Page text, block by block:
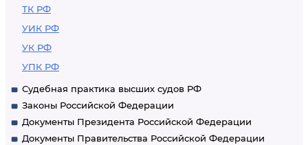
ТК РФ
УИК РФ
УК РФ
УПК РФ
Судебная практика высших судов РФ
Законы Российской Федерации
Документы Президента Российской Федерации
Документы Правительства Российской Федерации